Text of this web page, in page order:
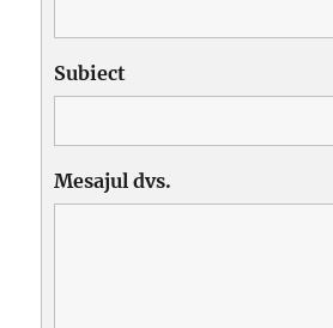
Subiect
Mesajul dvs.